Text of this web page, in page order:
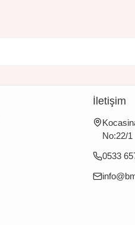
İletişim
No:22/1
0533